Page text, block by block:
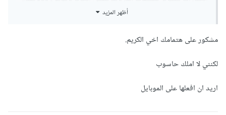
أظهر المزيد
مشكور على هتمامك اخي الكريم.
لكنني لا املك حاسوب
اريد ان افعلها على الموبايل